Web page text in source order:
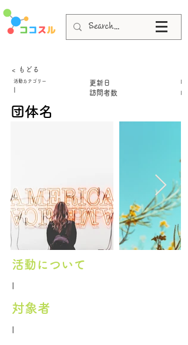
< もどる
活動カテゴリー
I
更新日 I
訪問者数 I
団体名
活動について
I
​対象者
I